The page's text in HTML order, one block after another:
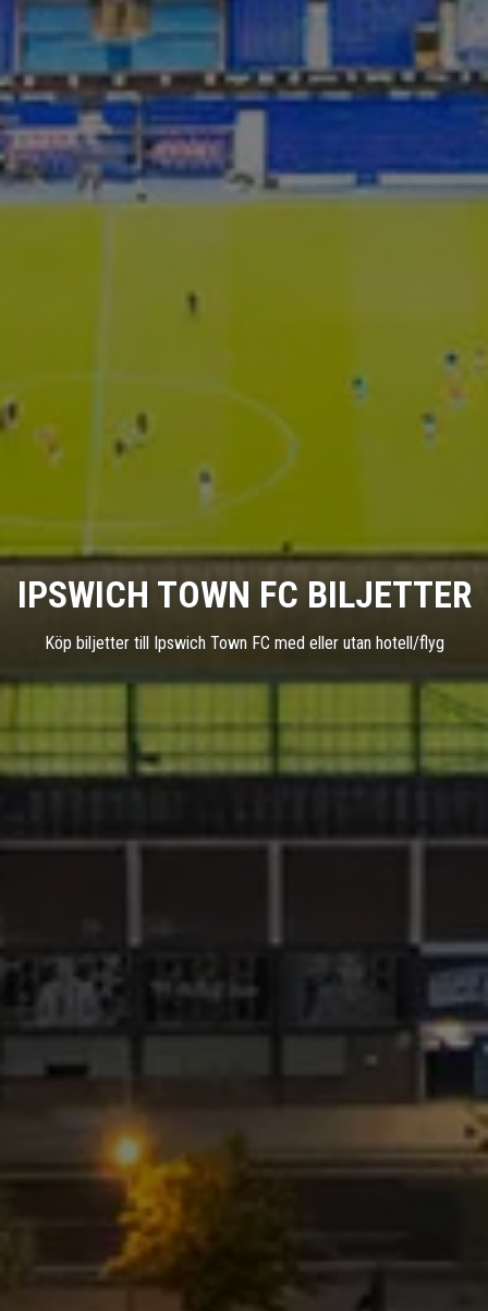
IPSWICH TOWN FC BILJETTER
Köp biljetter till Ipswich Town FC med eller utan hotell/flyg